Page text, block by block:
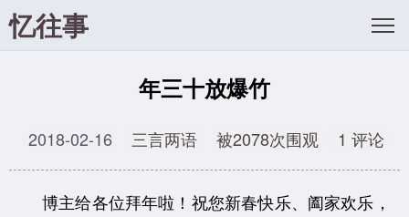
忆往事
年三十放爆竹
2018-02-16 三言两语 被2078次围观 1 评论
博主给各位拜年啦！祝您新春快乐、阖家欢乐，